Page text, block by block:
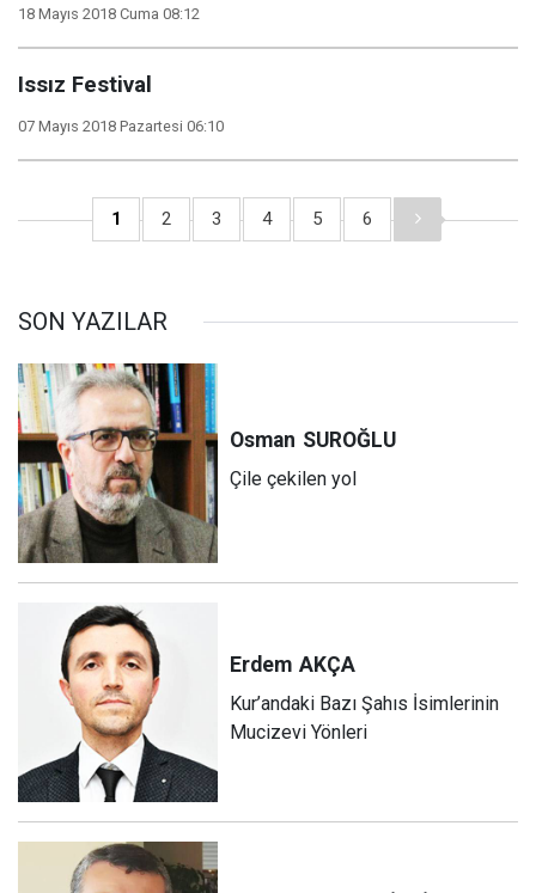
18 Mayıs 2018 Cuma 08:12
Issız Festival
07 Mayıs 2018 Pazartesi 06:10
1 2 3 4 5 6
SON YAZILAR
Osman SUROĞLU
Çile çekilen yol
Erdem AKÇA
Kur’andaki Bazı Şahıs İsimlerinin
Mucizevi Yönleri